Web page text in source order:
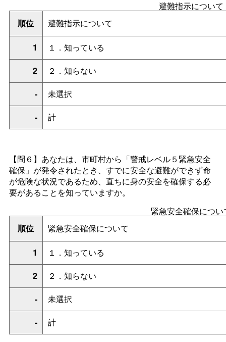
避難指示について
順位
避難指示について
1
１．知っている
2
２．知らない
-
未選択
-
計
【問６】あなたは、市町村から「警戒レベル５緊急安全
確保」が発令されたとき、すでに安全な避難ができず命
が危険な状況であるため、直ちに身の安全を確保する必
要があることを知っていますか。
緊急安全確保につい
順位
緊急安全確保について
1
１．知っている
2
２．知らない
-
未選択
-
計